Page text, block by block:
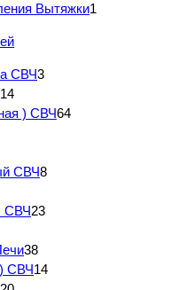
Вытяжки1
СВЧ3
14
) СВЧ64
СВЧ8
СВЧ23
38
СВЧ14